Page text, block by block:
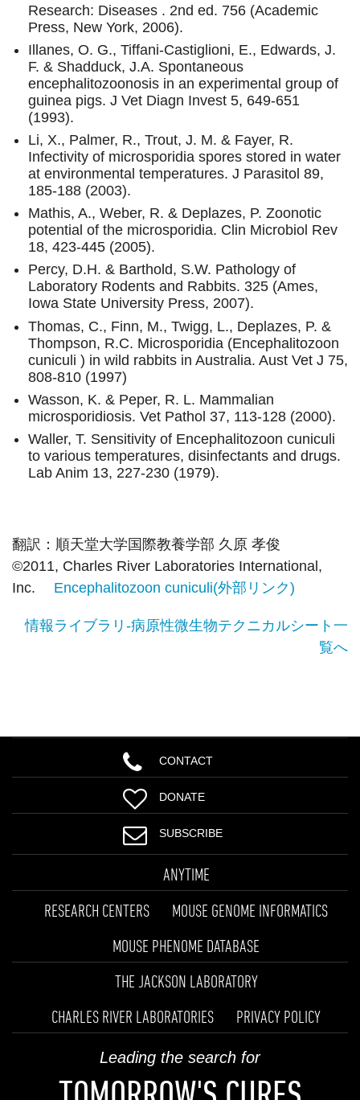
Research: Diseases . 2nd ed. 756 (Academic
Press, New York, 2006).
Illanes, O. G., Tiffani-Castiglioni, E., Edwards, J.
F. & Shadduck, J.A. Spontaneous
encephalitozoonosis in an experimental group of
guinea pigs. J Vet Diagn Invest 5, 649-651
(1993).
Li, X., Palmer, R., Trout, J. M. & Fayer, R.
Infectivity of microsporidia spores stored in water
at environmental temperatures. J Parasitol 89,
185-188 (2003).
Mathis, A., Weber, R. & Deplazes, P. Zoonotic
potential of the microsporidia. Clin Microbiol Rev
18, 423-445 (2005).
Percy, D.H. & Barthold, S.W. Pathology of
Laboratory Rodents and Rabbits. 325 (Ames,
Iowa State University Press, 2007).
Thomas, C., Finn, M., Twigg, L., Deplazes, P. &
Thompson, R.C. Microsporidia (Encephalitozoon
cuniculi ) in wild rabbits in Australia. Aust Vet J 75,
808-810 (1997)
Wasson, K. & Peper, R. L. Mammalian
microsporidiosis. Vet Pathol 37, 113-128 (2000).
Waller, T. Sensitivity of Encephalitozoon cuniculi
to various temperatures, disinfectants and drugs.
Lab Anim 13, 227-230 (1979).
翻訳：順天堂大学国際教養学部 久原 孝俊
©2011, Charles River Laboratories International,
Inc. Encephalitozoon cuniculi(外部リンク)
情報ライブラリ-病原性微生物テクニカルシート一
覧へ
CONTACT
DONATE
SUBSCRIBE
ANYTIME
RESEARCH CENTERS
MOUSE GENOME INFORMATICS
MOUSE PHENOME DATABASE
THE JACKSON LABORATORY
CHARLES RIVER LABORATORIES
PRIVACY POLICY
Leading the search for